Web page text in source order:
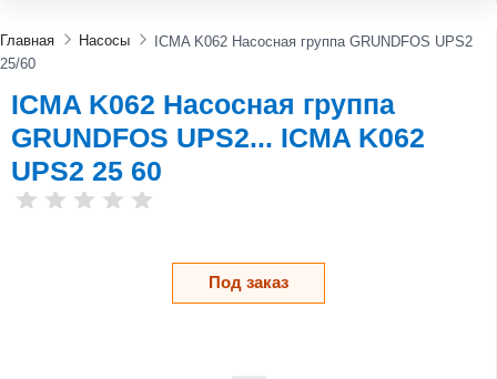
Главная Насосы
ICMA K062 Насосная группа GRUNDFOS UPS2
25/60
ICMA K062 Насосная группа
GRUNDFOS UPS2... ICMA K062
UPS2 25 60
Под заказ